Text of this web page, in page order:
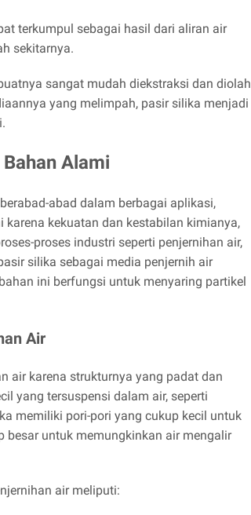
terkumpul sebagai hasil dari aliran air
sekitarnya.
sangat mudah diekstraksi dan diolah
yang melimpah, pasir silika menjadi
Alami
abad dalam berbagai aplikasi,
kekuatan dan kestabilan kimianya,
proses industri seperti penjernihan air,
silika sebagai media penjernih air
ini berfungsi untuk menyaring partikel
Air
air karena strukturnya yang padat dan
yang tersuspensi dalam air, seperti
memiliki pori-pori yang cukup kecil untuk
besar untuk memungkinkan air mengalir
air meliputi: